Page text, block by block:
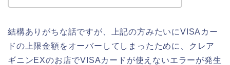
結構ありがちな話ですが、上記の方みたいにVISAカー
ドの上限金額をオーバーしてしまったために、クレア
ギニンEXのお店でVISAカードが使えないエラーが発生